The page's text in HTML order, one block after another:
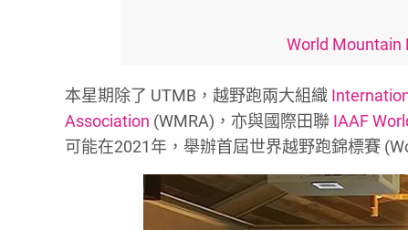
World Mountain
本星期除了 UTMB，越野跑兩大組織
Association (WMRA)，亦與國際田聯 IAAF
可能在2021年，舉辦首屆世界越野跑錦標賽